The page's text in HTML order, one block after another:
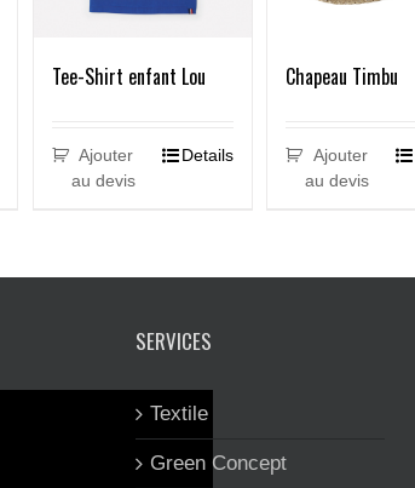
Tee-Shirt enfant Lou
Ajouter
au devis
Details
Chapeau Timbu
Ajouter
au devis
SERVICES
Textile
Green Concept